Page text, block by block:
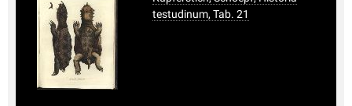
testudinum, Tab. 21